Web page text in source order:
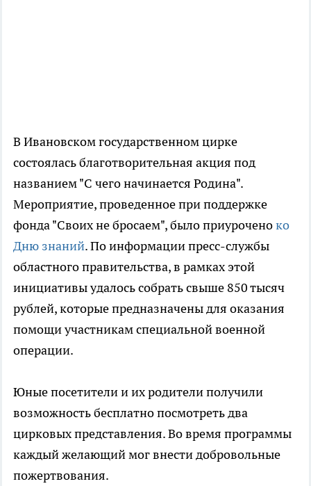
В Ивановском государственном цирке
состоялась благотворительная акция под
названием "С чего начинается Родина".
Мероприятие, проведенное при поддержке
фонда "Своих не бросаем", было приуроченоко
Дню знаний. По информации пресс-службы
областного правительства, в рамках этой
инициативы удалось собрать свыше 850 тысяч
рублей, которые предназначены для оказания
помощи участникам специальной военной
операции.
Юные посетители и их родители получили
возможность бесплатно посмотреть два
цирковых представления. Во время программы
каждый желающий мог внести добровольные
пожертвования.